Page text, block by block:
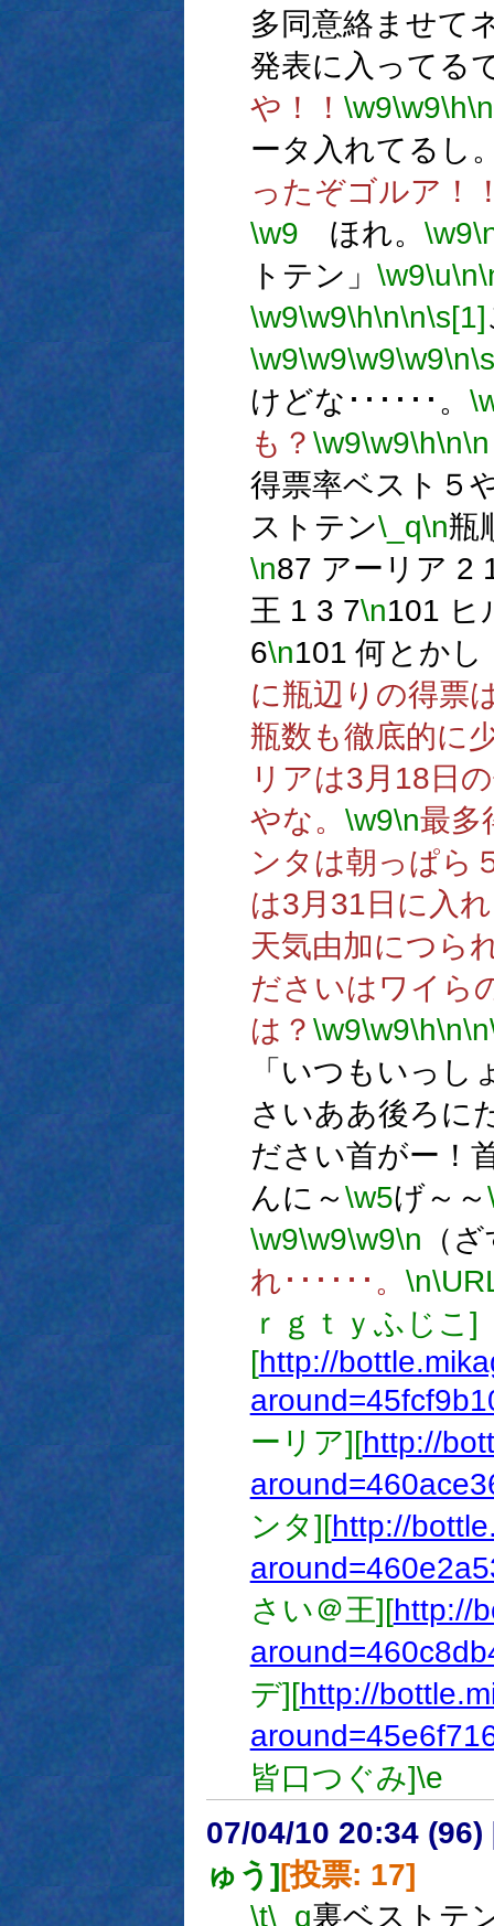
多同意絡ませて
発表に入ってる
や！！ \w9\w9\h\n
ータ入れてるし
ったぞゴルア！
\w9 ほれ。 \w9
トテン」 \w9\u\n
\w9\w9\h\n\n\s[1]
\w9\w9\w9\w9\n
けどな･･････。
も？ \w9\w9\h\n\n
得票率ベスト５
ストテン\_q\n瓶
\n87 アーリア 2
王 1 3 7\n101 ヒ
6\n101 何とかし
に瓶辺りの得票
瓶数も徹底的に
リアは3月18日
やな。 \w9\n最多
ンタは朝っぱら
は3月31日に入
天気由加につら
ださいはワイら
は？ \w9\w9\h\n\n
「いつもいっし
さいああ後ろに
ださい首がー！
んに～\w5げ～～
\w9\w9\w9\n （
れ･･････。 \n
ｒｇｔｙふじこ]
[http://
ーリア][http://
ンタ][http://
さい＠王][http://
デ][http://
皆口つぐみ]\e
07/04/10 20:34 (96)
ゅう][投票: 17]
\t\_q裏ベストテ